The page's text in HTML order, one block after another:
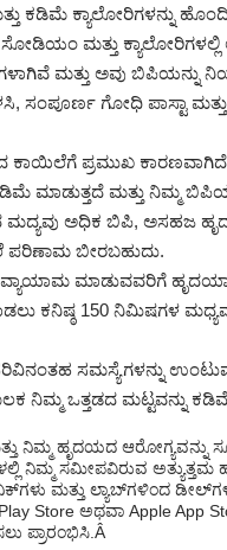
ಕ್ಯಾಲೋರಿಗಳನ್ನು
ಮತ್ತು
ಮತ್ತು ಅವು ಬಿಪಿಯನ್ನು
ಸಂಪೂರ್ಣ ಗೋಧಿ ಪಾಸ್ಟಾ
ಕಾಯಿಲೆಗೆ ಪ್ರಮುಖ
ಮಾಡುತ್ತದೆ ಮತ್ತು ನಿಮ್ಮ
ಅಧಿಕ ಬಿಪಿ, ಅಸಹಜ
ಬೀರಬಹುದು.
ಮಾಡುವವರಿಗೆ
ಕನಿಷ್ಠ 150 ನಿಮಿಷಗಳ ಮಧ್ಯಮ
ಸಮಸ್ಯೆಗಳನ್ನು
ನಿಮ್ಮ ಒತ್ತಡದ ಮಟ್ಟವನ್ನು
ನಿಮ್ಮ ಹೃದಯದ ಆರೋಗ್ಯವನ್ನು
ನಿಮ್ಮ ಸಮೀಪವಿರುವ ಅತ್ಯುತ್ತಮ
ಮತ್ತು ಲ್ಯಾಬ್‌ಗಳಿಂದ
Store ಅಥವಾ Apple App
ಪ್ರಾರಂಭಿಸಿ. Â